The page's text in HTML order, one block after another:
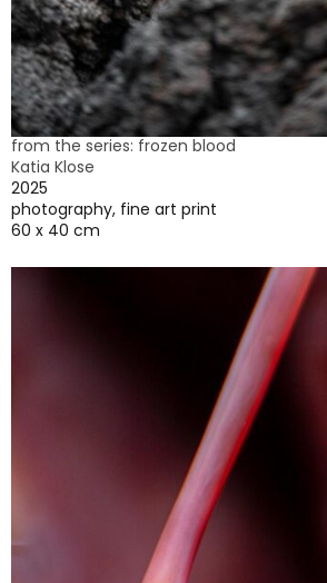
from the series: frozen blood
Katia Klose
2025
photography, fine art print
60 x 40 cm